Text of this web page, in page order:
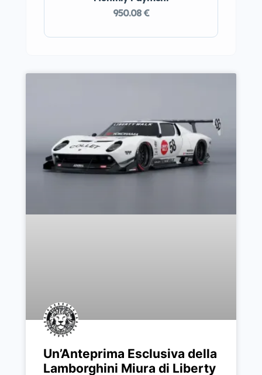
950.08 €
Un’Anteprima Esclusiva della
Lamborghini Miura di Liberty